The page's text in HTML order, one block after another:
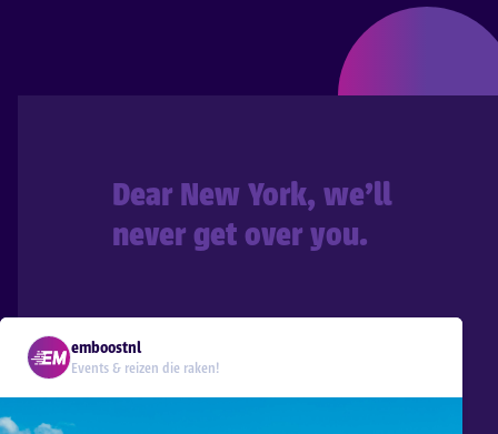
Dear New York, we’ll
never get over you.
emboostnl
Events & reizen die raken!